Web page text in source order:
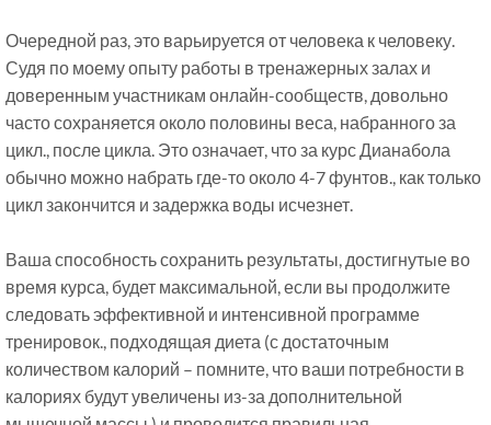
Очередной раз, это варьируется от человека к человеку.
Судя по моему опыту работы в тренажерных залах и
доверенным участникам онлайн-сообществ, довольно
часто сохраняется около половины веса, набранного за
цикл., после цикла. Это означает, что за курс Дианабола
обычно можно набрать где-то около 4-7 фунтов., как только
цикл закончится и задержка воды исчезнет.
Ваша способность сохранить результаты, достигнутые во
время курса, будет максимальной, если вы продолжите
следовать эффективной и интенсивной программе
тренировок., подходящая диета (с достаточным
количеством калорий – помните, что ваши потребности в
калориях будут увеличены из-за дополнительной